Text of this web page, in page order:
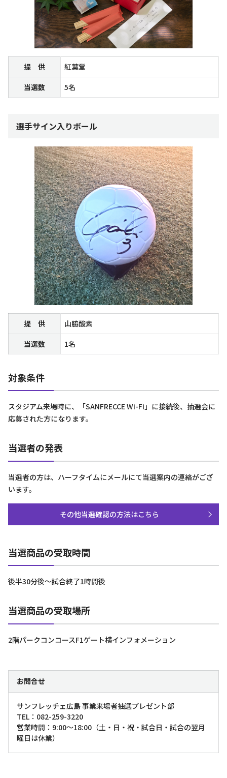
提 供
紅葉堂
当選数
5名
選手サイン入りボール
提 供
山脇酸素
当選数
1名
対象条件
スタジアム来場時に、「SANFRECCE Wi-Fi」に接続後、抽選会に
応募された方になります。
当選者の発表
当選者の方は、ハーフタイムにメールにて当選案内の連絡がござ
います。
その他当選確認の方法はこちら
当選商品の受取時間
後半30分後～試合終了1時間後
当選商品の受取場所
2階パークコンコースF1ゲート横インフォメーション
お問合せ
サンフレッチェ広島 事業来場者抽選プレゼント部
TEL：082-259-3220
営業時間：9:00～18:00（土・日・祝・試合日・試合の翌月
曜日は休業）